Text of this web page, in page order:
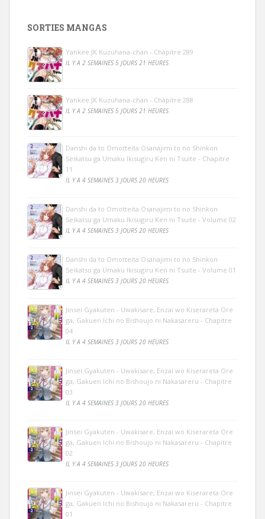
SORTIES MANGAS
Yankee JK Kuzuhana-chan - Chapitre 289
IL Y A 2 SEMAINES 5 JOURS 21 HEURES
Yankee JK Kuzuhana-chan - Chapitre 288
IL Y A 2 SEMAINES 5 JOURS 21 HEURES
Danshi da to Omotteita Osanajimi to no Shinkon
Seikatsu ga Umaku Ikisugiru Ken ni Tsuite - Chapitre
11
IL Y A 4 SEMAINES 3 JOURS 20 HEURES
Danshi da to Omotteita Osanajimi to no Shinkon
Seikatsu ga Umaku Ikisugiru Ken ni Tsuite - Volume 02
IL Y A 4 SEMAINES 3 JOURS 20 HEURES
Danshi da to Omotteita Osanajimi to no Shinkon
Seikatsu ga Umaku Ikisugiru Ken ni Tsuite - Volume 01
IL Y A 4 SEMAINES 3 JOURS 20 HEURES
Jinsei Gyakuten - Uwakisare, Enzai wo Kiserareta Ore
ga, Gakuen Ichi no Bishoujo ni Nakasareru - Chapitre
04
IL Y A 4 SEMAINES 3 JOURS 20 HEURES
Jinsei Gyakuten - Uwakisare, Enzai wo Kiserareta Ore
ga, Gakuen Ichi no Bishoujo ni Nakasareru - Chapitre
03
IL Y A 4 SEMAINES 3 JOURS 20 HEURES
Jinsei Gyakuten - Uwakisare, Enzai wo Kiserareta Ore
ga, Gakuen Ichi no Bishoujo ni Nakasareru - Chapitre
02
IL Y A 4 SEMAINES 3 JOURS 20 HEURES
Jinsei Gyakuten - Uwakisare, Enzai wo Kiserareta Ore
ga, Gakuen Ichi no Bishoujo ni Nakasareru - Chapitre
01